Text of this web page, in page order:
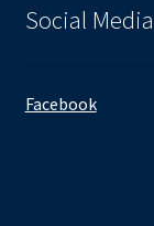
Social Media
Facebook